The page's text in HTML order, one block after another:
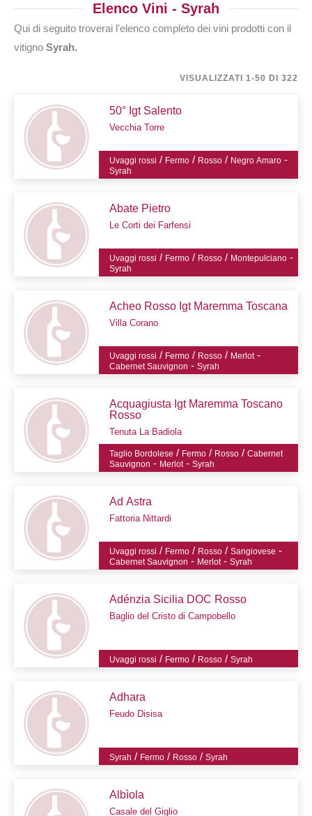
Elenco Vini - Syrah
Qui di seguito troverai l'elenco completo dei vini prodotti con il
vitigno Syrah.
VISUALIZZATI 1-50 DI 322
50° Igt Salento
Vecchia Torre
Uvaggi rossi / Fermo / Rosso / Negro Amaro -
Syrah
Abate Pietro
Le Corti dei Farfensi
Uvaggi rossi / Fermo / Rosso / Montepulciano -
Syrah
Acheo Rosso Igt Maremma Toscana
Villa Corano
Uvaggi rossi / Fermo / Rosso / Merlot-
Cabernet Sauvignon -Syrah
Acquagiusta Igt Maremma Toscano
Rosso
Tenuta La Badiola
Taglio Bordolese / Fermo / Rosso /Cabernet
Sauvignon - Merlot-Syrah
Ad Astra
Fattoria Nittardi
Uvaggi rossi / Fermo / Rosso /Sangiovese -
Cabernet Sauvignon - Merlot-Syrah
Adénzia Sicilia DOC Rosso
Baglio del Cristo di Campobello
Uvaggi rossi / Fermo / Rosso /Syrah
Adhara
Feudo Disisa
Syrah / Fermo / Rosso /Syrah
Albìola
Casale del Giglio